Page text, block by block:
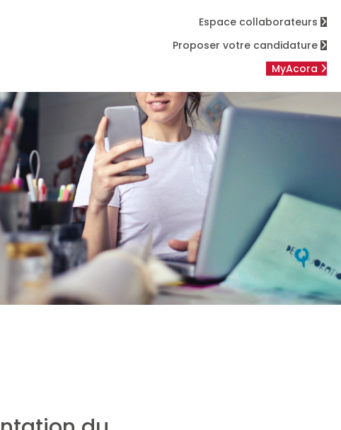
Espace collaborateurs
Proposer votre candidature
MyAcora